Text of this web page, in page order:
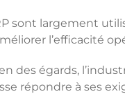
sont largement
l’efficacité
des égards,
répondre à ses